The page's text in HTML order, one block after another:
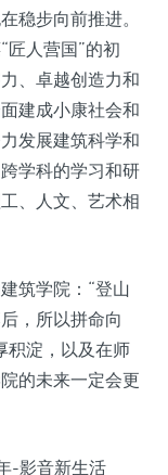
稳步向前推进。
匠人营国”的初
、卓越创造力和
建成小康社会和
发展建筑科学和
学科的学习和研
、人文、艺术相
筑学院：“登山
，所以拼命向
积淀，以及在师
的未来一定会更